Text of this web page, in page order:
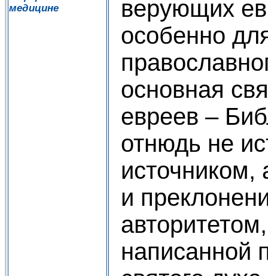
медицине
верующих
особенно
основная
евреев –
отнюдь не
и
написанной